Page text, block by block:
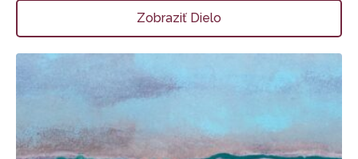
Zobraziť Dielo